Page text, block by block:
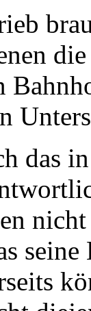
das